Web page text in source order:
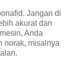
Jangan di
akurat dan
Anda
norak, misalnya